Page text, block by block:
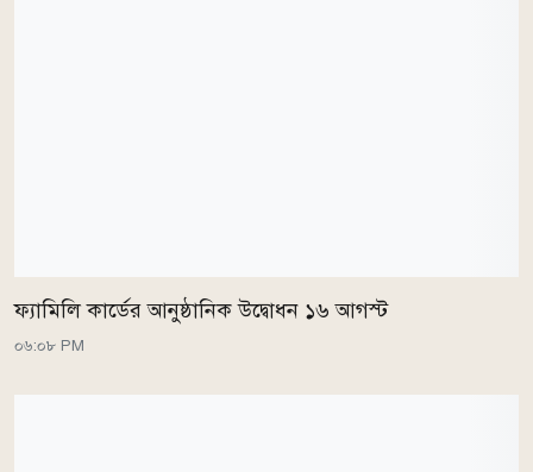
ফ্যামিলি কার্ডের আনুষ্ঠানিক উদ্বোধন ১৬ আগস্ট
০৬:০৮ PM